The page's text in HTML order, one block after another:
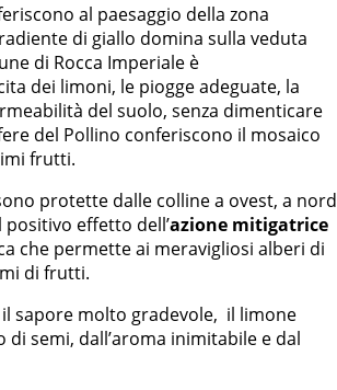
al paesaggio della zona
di giallo domina sulla veduta
di Rocca Imperiale è
dei limoni, le piogge adeguate, la
del suolo, senza dimenticare
del Pollino conferiscono il mosaico
frutti.
protette dalle colline a ovest, a nord
effetto dell’azione mitigatrice
che permette ai meravigliosi alberi di
di frutti.
sapore molto gradevole, il limone
semi, dall’aroma inimitabile e dal